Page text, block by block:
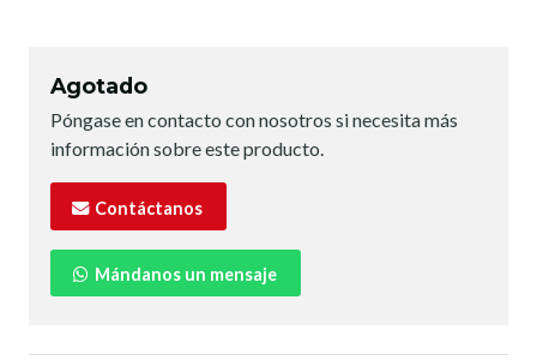
Agotado
Póngase en contacto con nosotros si necesita más
información sobre este producto.
Contáctanos
Mándanos un mensaje